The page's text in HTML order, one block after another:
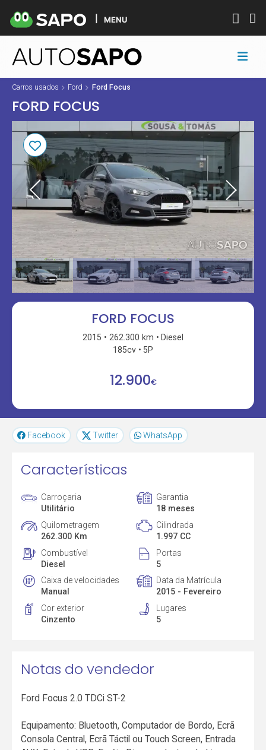
MENU
Carros usados Ford Ford Focus
FORD FOCUS
FORD FOCUS
2015 262.300 km
Diesel
185cv
5P
12.900€
Facebook Twitter WhatsApp
Características
Carroçaria
Utilitário
Garantia
18 meses
Quilometragem
262.300 Km
Cilindrada
1.997 CC
Combustível
Diesel
Portas
5
Caixa de velocidades
Manual
Data da Matrícula
2015 - Fevereiro
Cor exterior
Cinzento
Lugares
5
Notas do vendedor
Ford Focus 2.0 TDCi ST-2
Equipamento: Bluetooth, Computador de Bordo, Ecrã
Consola Central, Ecrã Táctil ou Touch Screen, Entrada